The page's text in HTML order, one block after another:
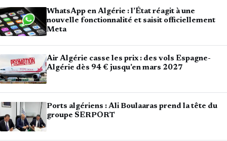
WhatsApp en Algérie : l’État réagit à une
nouvelle fonctionnalité et saisit officiellement
Meta
Air Algérie casse les prix : des vols Espagne-
Algérie dès 94 € jusqu’en mars 2027
Ports algériens : Ali Boulaaras prend la tête du
groupe SERPORT